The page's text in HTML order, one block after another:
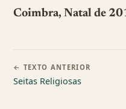
Coimbra, Natal de
← TEXTO ANTERIOR
Seitas Religiosas